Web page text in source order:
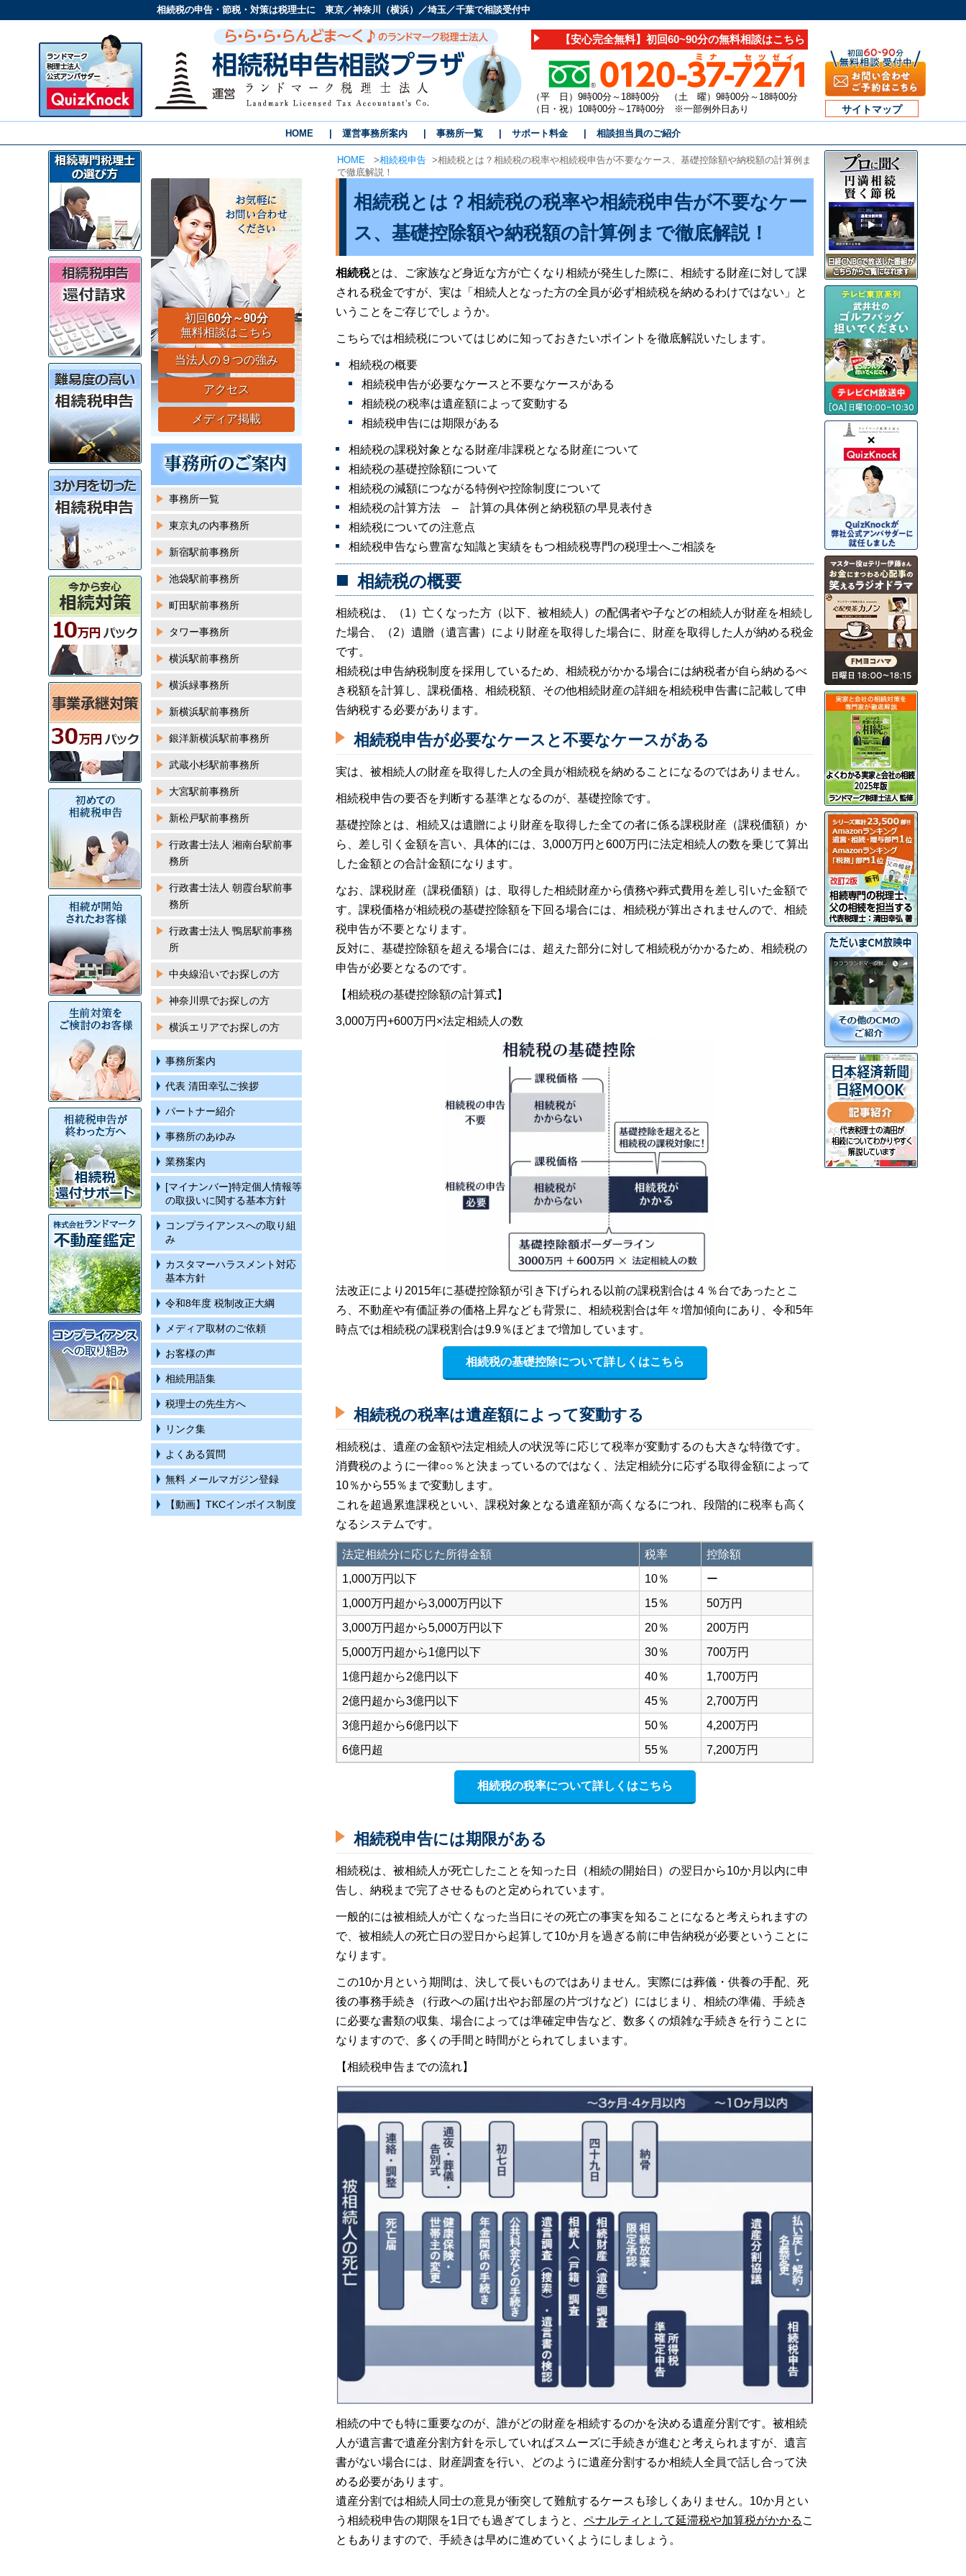
相続税の申告・節税・対策は税理士に 東京／神奈川（横浜）／埼玉／千葉で相談受付中
【安心完全無料】初回60~90分の無料相談はこちら
（平 日）9時00分～18時00分 （土 曜）9時00分～18時00分
（日・祝）10時00分～17時00分 ※一部例外日あり
サイトマップ
HOME 運営事務所案内 事務所一覧 サポート料金 相談担当員のご紹介
HOME >相続税申告 >相続税とは？相続税の税率や相続税申告が不要なケース、基礎控除額や納税額の計算例ま
で徹底解説！
相続税とは？相続税の税率や相続税申告が不要なケー
ス、基礎控除額や納税額の計算例まで徹底解説！
相続税とは、ご家族など身近な方が亡くなり相続が発生した際に、相続する財産に対して課
される税金ですが、実は「相続人となった方の全員が必ず相続税を納めるわけではない」と
いうことをご存じでしょうか。
こちらでは相続税についてはじめに知っておきたいポイントを徹底解説いたします。
相続税の概要
相続税申告が必要なケースと不要なケースがある
相続税の税率は遺産額によって変動する
相続税申告には期限がある
相続税の課税対象となる財産/非課税となる財産について
相続税の基礎控除額について
相続税の減額につながる特例や控除制度について
相続税の計算方法 – 計算の具体例と納税額の早見表付き
相続税についての注意点
相続税申告なら豊富な知識と実績をもつ相続税専門の税理士へご相談を
相続税の概要
相続税は、（1）亡くなった方（以下、被相続人）の配偶者や子などの相続人が財産を相続し
た場合 、（2） 遺贈（遺言書）により財産を取得した場合に、財産を取得した人が納める税金
です。
相続税は申告納税制度を採用しているため、相続税がかかる場合には納税者が自ら納めるべ
き税額を計算し、課税価格、相続税額、その他相続財産の詳細を相続税申告書に記載して申
告納税する必要があります。
相続税申告が必要なケースと不要なケースがある
実は、被相続人の財産を取得した人の全員が相続税を納めることになるのではありません。
相続税申告の要否を判断する基準となるのが、 基礎控除です。
基礎控除とは、相続又は遺贈により財産を取得した全ての者に係る課税財産（課税価額）か
ら、差し引く金額を言い、具体的には、3,000万円と600万円に法定相続人の数を乗じて算出
した金額との合計金額になります。
なお、課税財産（課税価額）は、取得した相続財産から債務や葬式費用を差し引いた金額で
す。課税価格が相続税の基礎控除額を下回る場合には、相続税が算出されませんので、相続
税申告が不要となります。
反対に、基礎控除額を超える場合には、超えた部分に対して相続税がかかるため、相続税の
申告が必要となるのです。
【相続税の基礎控除額の計算式】
3,000万円+600万円×法定相続人の数
法改正により2015年に基礎控除額が引き下げられる以前の課税割合は４％台であったとこ
ろ、不動産や有価証券の価格上昇なども背景に、相続税割合は年々増加傾向にあり、令和5年
時点では相続税の課税割合は9.9％ほどまで増加しています。
相続税の基礎控除について詳しくはこちら
相続税の税率は遺産額によって変動する
相続税は、遺産の金額や法定相続人の状況等に応じて税率が変動するのも大きな特徴です。
消費税のように一律○○％と決まっているのではなく、法定相続分に応ずる取得金額によって
10％から55％まで変動 します。
これを超過累進課税といい、課税対象となる遺産額が高くなるにつれ、段階的に税率も高く
なるシステムです。
法定相続分に応じた所得金額 税率
控除額
1,000万円以下
10％
ー
1,000万円超から3,000万円以下
15％
50万円
3,000万円超から5,000万円以下
20％
200万円
5,000万円超から1億円以下
30％
700万円
1億円超から2億円以下
40％
1,700万円
2億円超から3億円以下
45％
2,700万円
3億円超から6億円以下
50％
4,200万円
6億円超
55％ 7,200万円
相続税の税率について詳しくはこちら
相続税申告には期限がある
相続税は、 被相続人が死亡したことを知った日（相続の開始日）の翌日から10か月以内に申
告し、納税まで完了させるものと定められています。
一般的には被相続人が亡くなった当日にその死亡の事実を知ることになると考えられますの
で、被相続人の死亡日の翌日から起算して10か月を過ぎる前に申告納税が必要ということに
なります。
この10か月という期間は、決して長いものではありません。実際には葬儀・供養の手配、死
後の事務手続き（行政への届け出やお部屋の片づけなど）にはじまり、相続の準備、手続き
に必要な書類の収集、場合によっては準確定申告など、数多くの煩雑な手続きを行うことに
なりますので、多くの手間と時間がとられてしまいます。
【相続税申告までの流れ】
相続の中でも特に重要なのが、誰がどの財産を相続するのかを決める遺産分割 です。被相続
人が遺言書で遺産分割方針を示していればスムーズに手続きが進むと考えられますが、遺言
書がない場合には、財産調査を行い、どのように遺産分割するか相続人全員で話し合って決
める必要があります。
遺産分割では相続人同士の意見が衝突して難航するケースも珍しくありません。10か月とい
う相続税申告の期限を1日でも過ぎてしまうと、 ペナルティとして延滞税や加算税がかかる こ
ともありますので、手続きは早めに進めていくようにしましょう。
初回60分～90分
無料相談はこちら
当法人の９つの強み
アクセス
メディア掲載
事務所一覧
東京丸の内事務所
新宿駅前事務所
池袋駅前事務所
町田駅前事務所
タワー事務所
横浜駅前事務所
横浜緑事務所
新横浜駅前事務所
銀洋新横浜駅前事務所
武蔵小杉駅前事務所
大宮駅前事務所
新松戸駅前事務所
行政書士法人 湘南台駅前事
務所
行政書士法人 朝霞台駅前事
務所
行政書士法人 鴨居駅前事務
所
中央線沿いでお探しの方
神奈川県でお探しの方
横浜エリアでお探しの方
事務所案内
代表 清田幸弘ご挨拶
パートナー紹介
事務所のあゆみ
業務案内
[マイナンバー]特定個人情報等
の取扱いに関する基本方針
コンプライアンスへの取り組
み
カスタマーハラスメント対応
基本方針
令和8年度 税制改正大綱
メディア取材のご依頼
お客様の声
相続用語集
税理士の先生方へ
リンク集
よくある質問
無料 メールマガジン登録
【動画】TKCインボイス制度